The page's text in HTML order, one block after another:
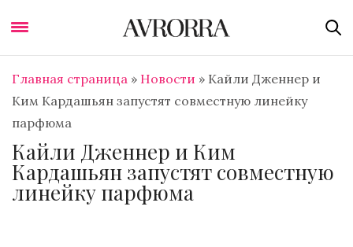
Главная страница » Новости » Кайли Дженнер и
Ким Кардашьян запустят совместную линейку
парфюма
Кайли Дженнер и Ким
Кардашьян запустят совместную
линейку парфюма